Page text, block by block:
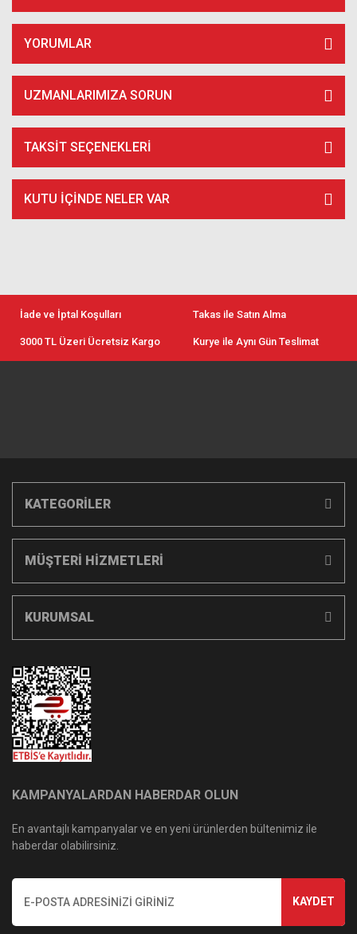
YORUMLAR
UZMANLARIMIZA SORUN
TAKSIT SEÇENEKLERI
KUTU İÇİNDE NELER VAR
İade ve İptal Koşulları Takas ile Satın Alma
3000 TL Üzeri Ücretsiz Kargo Kurye ile Aynı Gün Teslimat
KATEGORİLER
MÜŞTERİ HİZMETLERİ
KURUMSAL
KAMPANYALARDAN HABERDAR OLUN
En avantajlı kampanyalar ve en yeni ürünlerden bültenimiz ile
haberdar olabilirsiniz.
KAYDET